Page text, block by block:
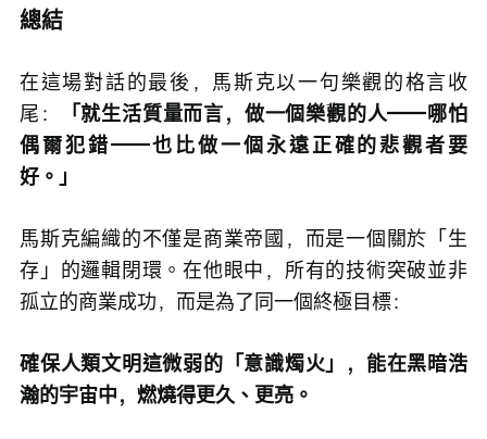
總結
在這場對話的最後，馬斯克以一句樂觀的格言收
尾：
「就生活質量而言，做一個樂觀的人——哪怕
偶爾犯錯——也比做一個永遠正確的悲觀者要
好。」
馬斯克編織的不僅是商業帝國，而是一個關於「生
存」的邏輯閉環。在他眼中，所有的技術突破並非
孤立的商業成功，而是為了同一個終極目標：
確保人類文明這微弱的「意識燭火」，能在黑暗浩
瀚的宇宙中，燃燒得更久、更亮。